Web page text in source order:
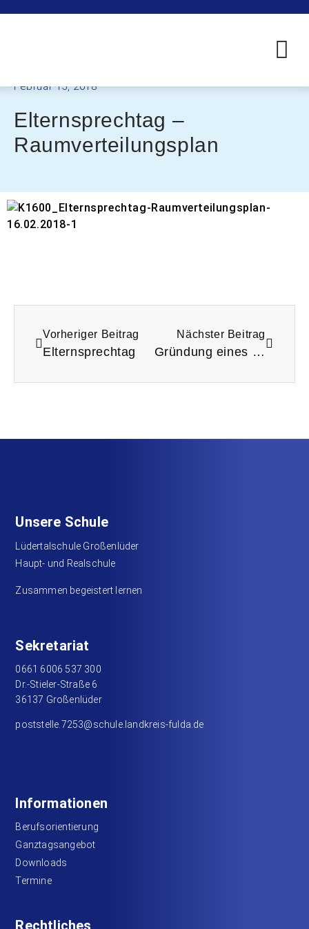
Februar 15, 2018
Elternsprechtag –
Raumverteilungsplan
Vorheriger Beitrag
Elternsprechtag
Nächster Beitrag
Gründung eines Schulorchesters
Unsere Schule
Lüdertalschule Großenlüder
Haupt- und Realschule
Zusammen begeistert lernen
Sekretariat
0661 6006 537 300
Dr.-Stieler-Straße 6
36137 Großenlüder
poststelle.7253@schule.landkreis-fulda.de
Informationen
Berufsorientierung
Ganztagsangebot
Downloads
Termine
Rechtliches